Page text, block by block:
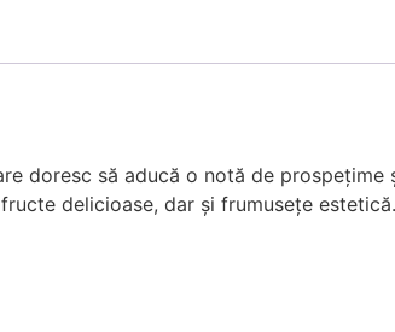
doresc să aducă o notă de
delicioase, dar și frumusețe estetică.